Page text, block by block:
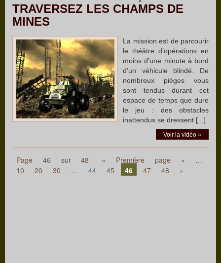
TRAVERSEZ LES CHAMPS DE
MINES
La mission est de parcourir
le théâtre d’opérations en
moins d’une minute à bord
d’un véhicule blindé. De
nombreux pièges vous
sont tendus durant cet
espace de temps que dure
le jeu : des obstacles
inattendus se dressent [...]
Voir la vidéo »
Page 46 sur 48 « Première page «
…
10
20 30 … 44 45 46 47 48 »